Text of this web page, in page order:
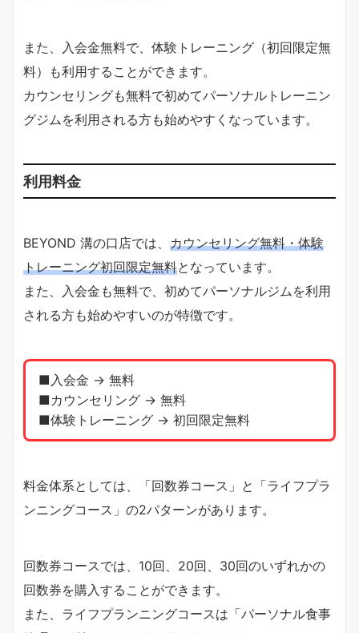
また、入会金無料で、体験トレーニング（初回限定無
料）も利用することができます。
カウンセリングも無料で初めてパーソナルトレーニン
グジムを利用される方も始めやすくなっています。
利用料金
BEYOND 溝の口店では、 カウンセリング無料・体験
トレーニング初回限定無料となっています。
また、入会金も無料で、初めてパーソナルジムを利用
される方も始めやすいのが特徴です。
■入会金 → 無料
■カウンセリング → 無料
■体験トレーニング → 初回限定無料
料金体系としては、「回数券コース」と「ライフプラ
ンニングコース」の2パターンがあります。
回数券コースでは、10回、20回、30回のいずれかの
回数券を購入することができます。
また、ライフプランニングコースは「パーソナル食事